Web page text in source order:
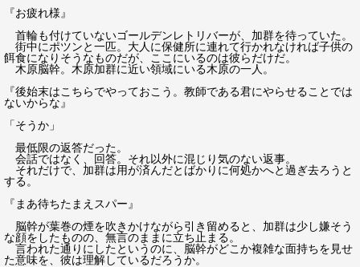
『お疲れ様』
首輪も付けていないゴールデンレトリバーが、加群を待っていた。
街中にポツンと一匹。大人に保健所に連れて行かれなければ子供の
餌食になりそうなものだが、ここにいるのは彼らだけだ。
木原脳幹。木原加群に近い領域にいる木原の一人。
『後始末はこちらでやっておこう。教師である君にやらせることでは
ないからな』
「そうか」
最低限の返答だった。
会話ではなく、回答。それ以外に混じり気のない返事。
それだけで、加群は用が済んだとばかりに何処かへと過ぎ去ろうと
する。
『まあ待ちたまえスパー』
脳幹が葉巻の煙を吹きかけながら引き留めると、加群は少し嫌そう
な顔をしたものの、無言のままに立ち止まる。
言われた通りにしたというのに、脳幹がどこか複雑な面持ちを見せ
た意味を、彼は理解しているだろうか。